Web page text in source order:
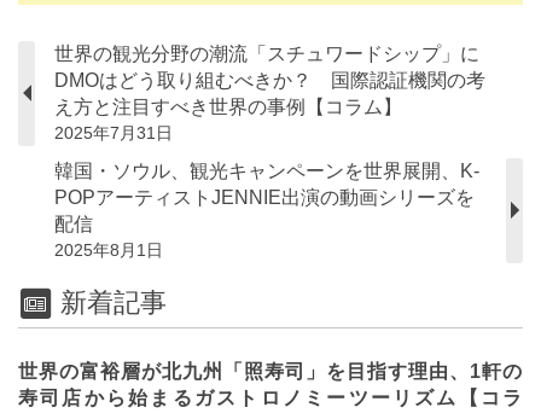
世界の観光分野の潮流「スチュワードシップ」に
DMOはどう取り組むべきか？ 国際認証機関の考
え方と注目すべき世界の事例【コラム】
2025年7月31日
韓国・ソウル、観光キャンペーンを世界展開、K-
POPアーティストJENNIE出演の動画シリーズを
配信
2025年8月1日
新着記事
世界の富裕層が北九州「照寿司」を目指す理由、1軒の
寿司店から始まるガストロノミーツーリズム【コラ